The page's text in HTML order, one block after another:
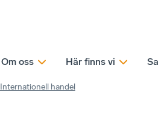
Om oss Här finns vi
Internationell handel